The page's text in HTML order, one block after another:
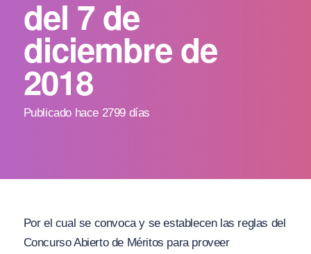
del 7 de
diciembre de
2018
Publicado hace 2799 días
Por el cual se convoca y se establecen las reglas del
Concurso Abierto de Méritos para proveer